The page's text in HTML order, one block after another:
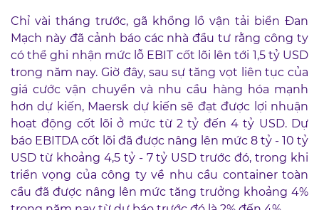
Chỉ vài tháng trước, gã khổng lồ vận tải biển Đan
Mạch này đã cảnh báo các nhà đầu tư rằng công ty
có thể ghi nhận mức lỗ EBIT cốt lõi lên tới 1,5 tỷ USD
trong năm nay. Giờ đây, sau sự tăng vọt liên tục của
giá cước vận chuyển và nhu cầu hàng hóa mạnh
hơn dự kiến, Maersk dự kiến sẽ đạt được lợi nhuận
hoạt động cốt lõi ở mức từ 2 tỷ đến 4 tỷ USD. Dự
báo EBITDA cốt lõi đã được nâng lên mức 8 tỷ - 10 tỷ
USD từ khoảng 4,5 tỷ - 7 tỷ USD trước đó, trong khi
triển vọng của công ty về nhu cầu container toàn
cầu đã được nâng lên mức tăng trưởng khoảng 4%